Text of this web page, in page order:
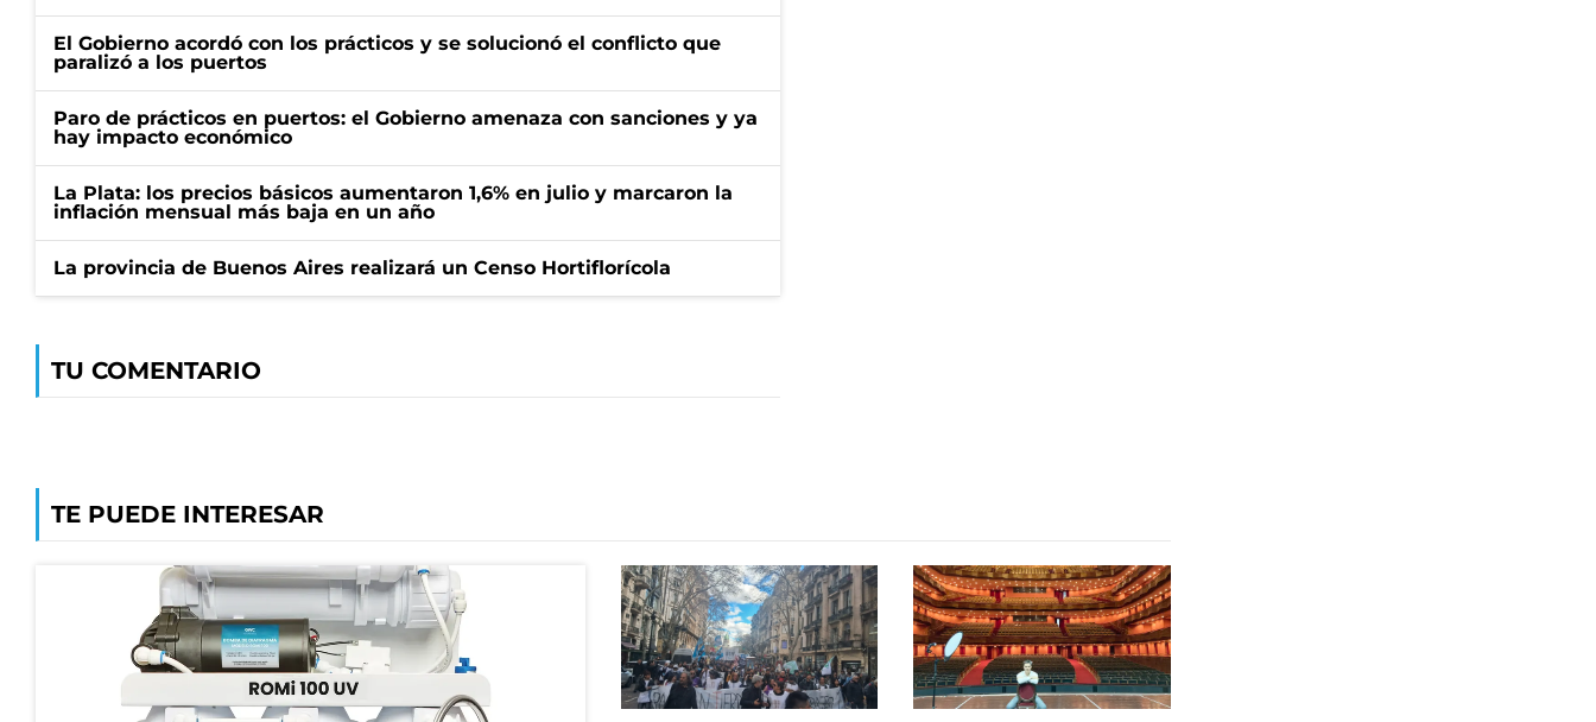
El Gobierno acordó con los prácticos y se solucionó el conflicto que
paralizó a los puertos
Paro de prácticos en puertos: el Gobierno amenaza con sanciones y ya
hay impacto económico
La Plata: los precios básicos aumentaron 1,6% en julio y marcaron la
inflación mensual más baja en un año
La provincia de Buenos Aires realizará un Censo Hortiflorícola
TU COMENTARIO
TE PUEDE INTERESAR